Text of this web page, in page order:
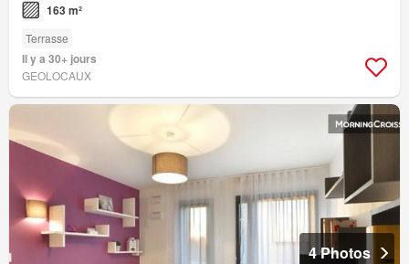
163 m²
Terrasse
Il y a 30+ jours
GEOLOCAUX
4 Photos